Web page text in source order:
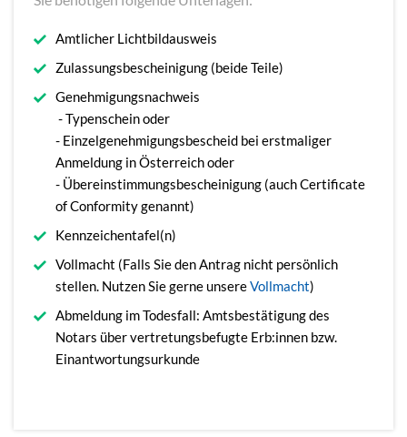
Amtlicher Lichtbildausweis
Zulassungsbescheinigung (beide Teile)
Genehmigungsnachweis
- Typenschein oder
- Einzelgenehmigungsbescheid bei erstmaliger
Anmeldung in Österreich oder
- Übereinstimmungsbescheinigung (auch Certificate
of Conformity genannt)
Kennzeichentafel(n)
Vollmacht (Falls Sie den Antrag nicht persönlich
stellen. Nutzen Sie gerne unsereVollmacht)
Abmeldung im Todesfall: Amtsbestätigung des
Notars über vertretungsbefugte Erb:innen bzw.
Einantwortungsurkunde